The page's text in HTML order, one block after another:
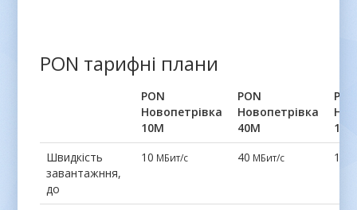
PON тарифні плани
PON
Новопетрівка
10М
PON
Новопетрівка
40М
Швидкість
завантажння,
до
10 МБит/с 40 МБит/с 100